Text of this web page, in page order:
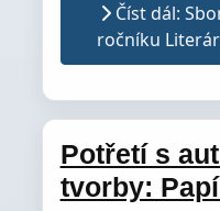
Číst dál:
ročníku
Potřetí s
tvorby: